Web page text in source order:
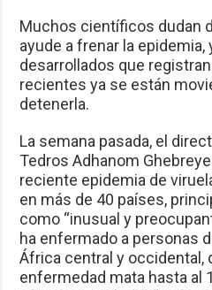
Muchos científicos dudan
ayude a frenar la epidemia,
desarrollados que
recientes ya se están
detenerla.
La semana pasada, el
Tedros Adhanom
reciente epidemia de
en más de 40 países,
como “inusual y
ha enfermado a personas
África central y occidental,
enfermedad mata hasta al